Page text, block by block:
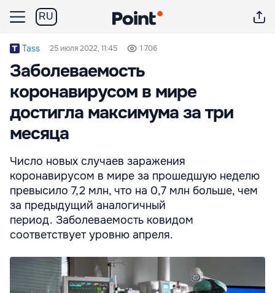
RU
Tass 25 июля 2022, 11:45 1 706
Заболеваемость
коронавирусом в мире
достигла максимума за три
месяца
Число новых случаев заражения
коронавирусом в мире за прошедшую неделю
превысило 7,2 млн, что на 0,7 млн больше, чем
за предыдущий аналогичный
период. Заболеваемость ковидом
соответствует уровню апреля.